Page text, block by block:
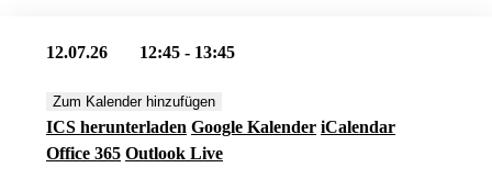
12.07.26 12:45 - 13:45
Zum Kalender hinzufügen
ICS herunterladen Google Kalender iCalendar
Office 365 Outlook Live